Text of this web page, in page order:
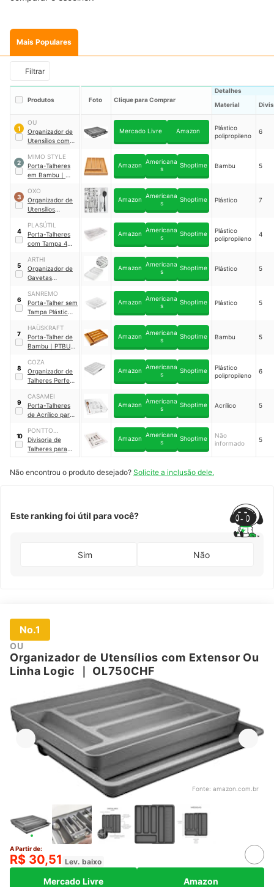
Mais Populares
Filtrar
Produtos Foto Clique para Comprar
Detalhes
Material
1
OU
Organizador de
Utensílios com
Linha Logic｜
OL750CHF
Mercado Livre Amazon
Plástico
polipropileno
6
2
MIMO STYLE
Porta-Talheres
em Bambu ｜
Amazon Americana
s
Shoptime Bambu 5
3
OXO
Organizador de
Utensílios
Grande｜
13153400B
Amazon Americana
s
Shoptime Plástico 7
4
PLASÚTIL
Porta-Talheres
com Tampa 4
003838-2042
Amazon Americana
s
Shoptime
Plástico
polipropileno
4
5
ARTHI
Organizador de
Gavetas
Amazon Americana
s
Shoptime Plástico 5
6
SANREMO
Porta-Talher sem
Tampa Plástico｜
Amazon Americana
s
Shoptime Plástico 5
7
HAÜSKRAFT
Porta-Talher de
Bambu ｜ ‎PTBU-
Amazon Americana
s
Shoptime Bambu 5
8
COZA
Organizador de
Talheres Perfect
109813007
Amazon Americana
s
Shoptime
Plástico
polipropileno
6
9
CASAMEI
Porta-Talheres
de Acrílico para
Amazon Americana
s
Shoptime Acrílico 5
10
PONTTO
LAVABO
Divisoria de
Talheres para
Gavetas de
Amazon Americana
s
Shoptime
Não
informado
5
Não encontrou o produto desejado? Solicite a inclusão dele.
Este ranking foi útil para você?
Sim Não
No.1
OU
Organizador de Utensílios com Extensor Ou
Linha Logic
OL750CHF
Fonte: amazon.com.br
A Partir de:
R$ 30,51 Lev. baixo
Mercado Livre Amazon